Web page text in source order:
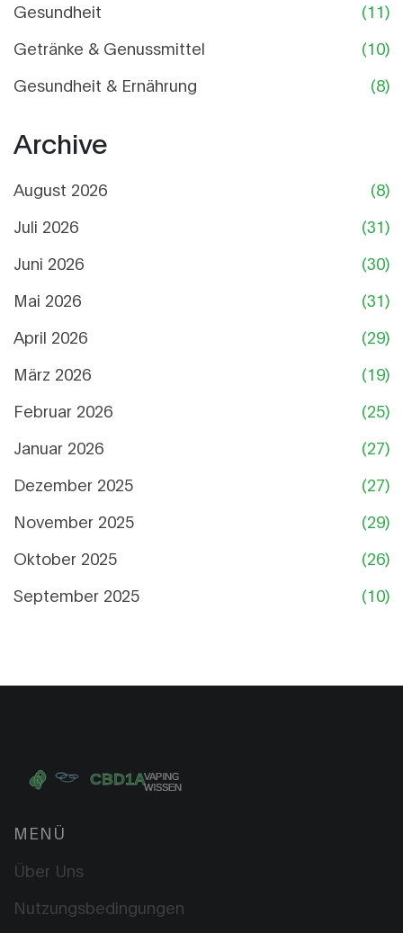
Gesundheit
(11)
Getränke & Genussmittel
(10)
Gesundheit & Ernährung
(8)
Archive
August 2026
(8)
Juli 2026
(31)
Juni 2026
(30)
Mai 2026
(31)
April 2026
(29)
März 2026
(19)
Februar 2026
(25)
Januar 2026
(27)
Dezember 2025
(27)
November 2025
(29)
Oktober 2025
(26)
September 2025
(10)
MENÜ
Über Uns
Nutzungsbedingungen